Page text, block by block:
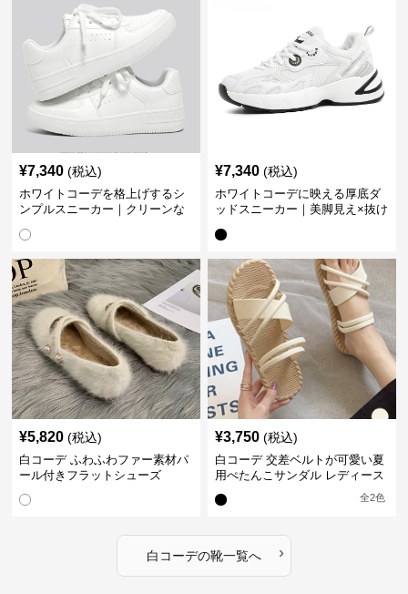
¥7,340 (税込)
ホワイトコーデを格上げするシ
ンプルスニーカー｜クリーンな
¥7,340 (税込)
ホワイトコーデに映える厚底ダ
ッドスニーカー｜美脚見え×抜け
¥5,820 (税込)
白コーデ ふわふわファー素材パ
ール付きフラットシューズ
¥3,750 (税込)
白コーデ 交差ベルトが可愛い夏
用ぺたんこサンダル レディース
全2色
白コーデの靴一覧へ ›